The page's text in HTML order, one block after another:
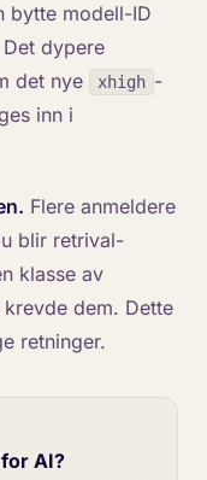
bytte modell-ID
dypere
det nye
xhigh -
inn i
Flere anmeldere
blir retrival-
klasse av
dem. Dette
retninger.
AI?